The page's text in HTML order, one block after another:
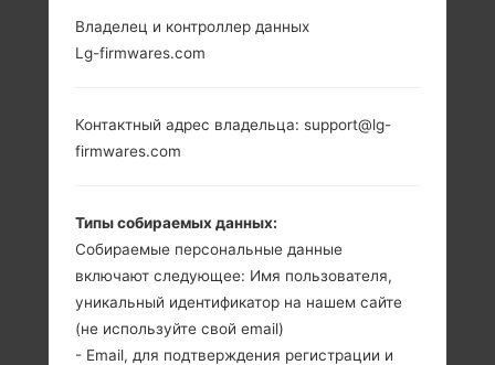
5.0 in (~69.1%
720 x 1280
пикселей (~294
дюйм)
1.5GB
Владелец и контроллер данных
Lg-firmwares.com
Контактный адрес владельца: support@lg-
firmwares.com
Типы собираемых данных:
Собираемые персональные данные
включают следующее: Имя пользователя,
уникальный идентификатор на нашем сайте
(не используйте свой email)
- Email, для подтверждения регистрации и